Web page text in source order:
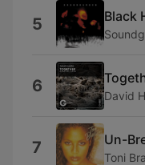
5 Black
6 David
7 Un-
Toni